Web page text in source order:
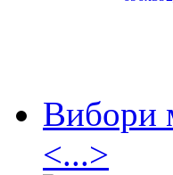
Вибори
<...>